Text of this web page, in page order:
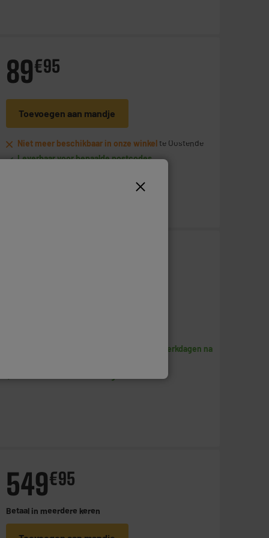
89€95
Toevoegen aan mandje
Niet meer beschikbaar in onze winkel te Oostende
Leverbaar voor bepaalde postcodes
Beschikbaar te Oostende binnen de 5 werkdagen na
549€95
Betaal in meerdere keren